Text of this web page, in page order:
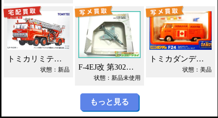
トミカリミテッドNEO 日野 はしご付 消防車 買取！
状態：新品 F-4EJ改 第302飛行隊 ワールドエアクラフト買取！
状態：新品未使用
トミカダンディ F24 VW デリバリーバン買取！
状態：美品
もっと見る